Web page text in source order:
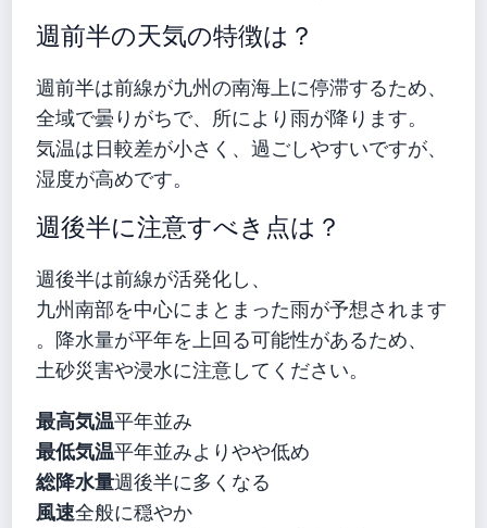
週前半の天気の特徴は？
週前半は前線が九州の南海上に停滞するため、
全域で曇りがちで、所により雨が降ります。
気温は日較差が小さく、過ごしやすいですが、
湿度が高めです。
週後半に注意すべき点は？
週後半は前線が活発化し、
九州南部を中心にまとまった雨が予想されます
。降水量が平年を上回る可能性があるため、
土砂災害や浸水に注意してください。
最高気温平年並み
最低気温平年並みよりやや低め
総降水量週後半に多くなる
風速全般に穏やか